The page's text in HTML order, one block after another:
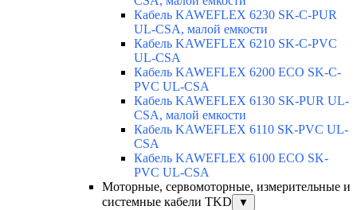
Кабель KAWEFLEX 6230 SK-C-PUR
UL-CSA, малой емкости
Кабель KAWEFLEX 6210 SK-C-PVC
UL-CSA
Кабель KAWEFLEX 6200 ECO SK-C-
PVC UL-CSA
Кабель KAWEFLEX 6130 SK-PUR UL-
CSA, малой емкости
Кабель KAWEFLEX 6110 SK-PVC UL-
CSA
Кабель KAWEFLEX 6100 ECO SK-
PVC UL-CSA
Моторные, сервомоторные, измерительные и
системные кабели TKD
▼